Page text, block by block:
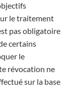
le traitement
pas obligatoire
certains
le
révocation ne
sur la base